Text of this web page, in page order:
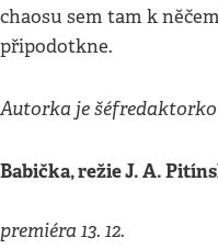
chaosu sem tam k
připodotkne.
Autorka je
Babička, režie J. A.
premiéra 13. 12.